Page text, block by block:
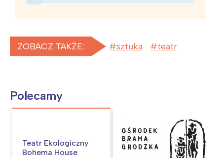
ZOBACZ TAKŻE: sztuka teatr
Polecamy
Teatr Ekologiczny
Bohema House